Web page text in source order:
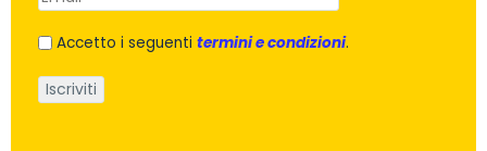
Accetto i seguenti termini e condizioni.